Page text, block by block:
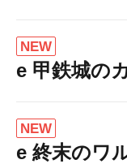
NEW
e 甲鉄城の
NEW
e 終末のワ